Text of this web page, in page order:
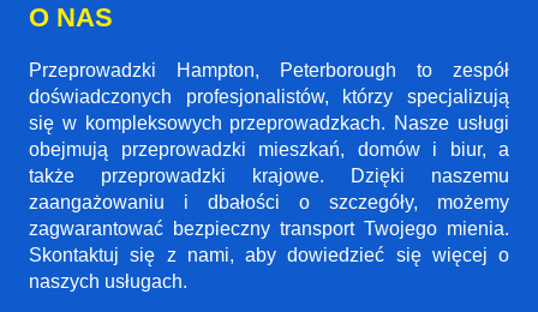
O NAS
Przeprowadzki Hampton, Peterborough to zespół
doświadczonych profesjonalistów, którzy specjalizują
się w kompleksowych przeprowadzkach. Nasze usługi
obejmują przeprowadzki mieszkań, domów i biur, a
także przeprowadzki krajowe. Dzięki naszemu
zaangażowaniu i dbałości o szczegóły, możemy
zagwarantować bezpieczny transport Twojego mienia.
Skontaktuj się z nami, aby dowiedzieć się więcej o
naszych usługach.